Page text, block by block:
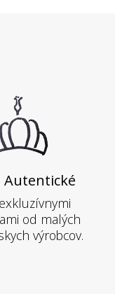
Autentické
od malých
výrobcov.